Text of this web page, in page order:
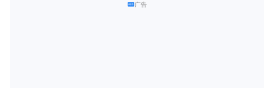
广告